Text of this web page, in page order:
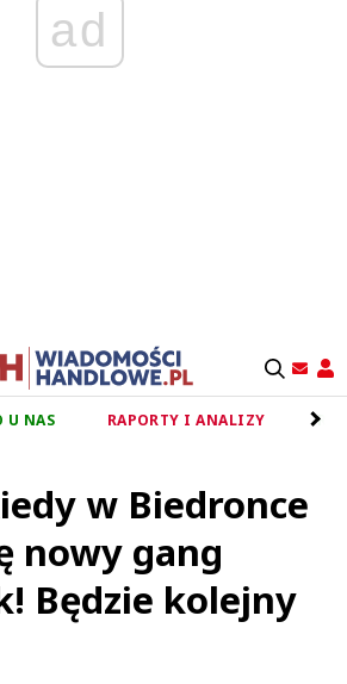
ad
U NAS RAPORTY I ANALIZY
w Biedronce
nowy gang
Będzie kolejny